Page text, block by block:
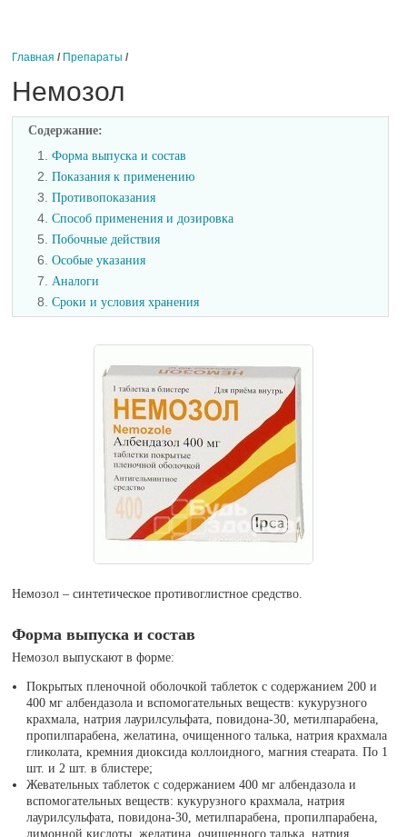
Главная / Препараты /
Немозол
Содержание:
1.Форма выпуска и состав
2.Показания к применению
3.Противопоказания
4.Способ применения и дозировка
5.Побочные действия
6.Особые указания
7.Аналоги
8.Сроки и условия хранения
Немозол – синтетическое противоглистное средство.
Форма выпуска и состав
Немозол выпускают в форме:
Покрытых пленочной оболочкой таблеток с содержанием 200 и
400 мг албендазола и вспомогательных веществ: кукурузного
крахмала, натрия лаурилсульфата, повидона-30, метилпарабена,
пропилпарабена, желатина, очищенного талька, натрия крахмала
гликолата, кремния диоксида коллоидного, магния стеарата. По 1
шт. и 2 шт. в блистере;
Жевательных таблеток с содержанием 400 мг албендазола и
вспомогательных веществ: кукурузного крахмала, натрия
лаурилсульфата, повидона-30, метилпарабена, пропилпарабена,
лимонной кислоты, желатина, очищенного талька, натрия